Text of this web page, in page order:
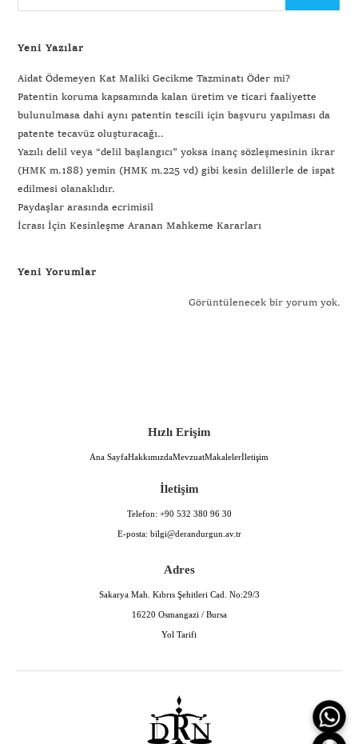
Yeni Yazılar
Aidat Ödemeyen Kat Maliki Gecikme Tazminatı Öder mi?
Patentin koruma kapsamında kalan üretim ve ticari faaliyette
bulunulmasa dahi aynı patentin tescili için başvuru yapılması da
patente tecavüz oluşturacağı..
Yazılı delil veya “delil başlangıcı” yoksa inanç sözleşmesinin ikrar
(HMK m.188) yemin (HMK m.225 vd) gibi kesin delillerle de ispat
edilmesi olanaklıdır.
Paydaşlar arasında ecrimisil
İcrası İçin Kesinleşme Aranan Mahkeme Kararları
Yeni Yorumlar
Görüntülenecek bir yorum yok.
Hızlı Erişim
Ana SayfaHakkımızdaMevzuatMakalelerİletişim
İletişim
Telefon: +90 532 380 96 30
E-posta: bilgi@derandurgun.av.tr
Adres
Sakarya Mah. Kıbrıs Şehitleri Cad. No:29/3
16220 Osmangazi / Bursa
Yol Tarifi